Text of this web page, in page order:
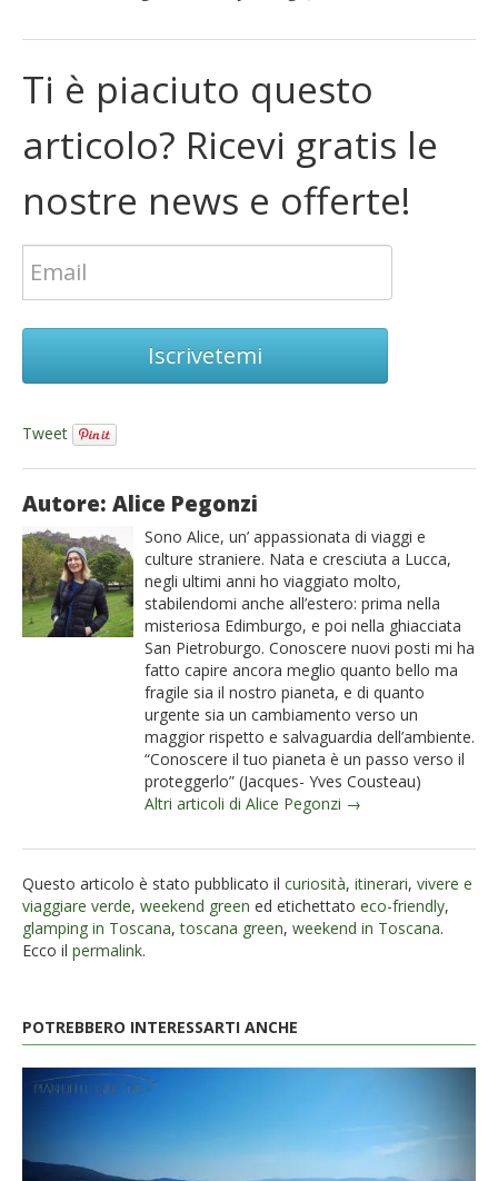
Ti è piaciuto questo
articolo? Ricevi gratis le
nostre news e offerte!
Iscrivetemi
Tweet
Autore: Alice Pegonzi
Sono Alice, un’ appassionata di viaggi e
culture straniere. Nata e cresciuta a Lucca,
negli ultimi anni ho viaggiato molto,
stabilendomi anche all’estero: prima nella
misteriosa Edimburgo, e poi nella ghiacciata
San Pietroburgo. Conoscere nuovi posti mi ha
fatto capire ancora meglio quanto bello ma
fragile sia il nostro pianeta, e di quanto
urgente sia un cambiamento verso un
maggior rispetto e salvaguardia dell’ambiente.
“Conoscere il tuo pianeta è un passo verso il
proteggerlo” (Jacques- Yves Cousteau)
Altri articoli di Alice Pegonzi →
Questo articolo è stato pubblicato il curiosità, itinerari, vivere e
viaggiare verde, weekend green ed etichettato eco-friendly,
glamping in Toscana,toscana green, weekend in Toscana.
Ecco il permalink.
POTREBBERO INTERESSARTI ANCHE